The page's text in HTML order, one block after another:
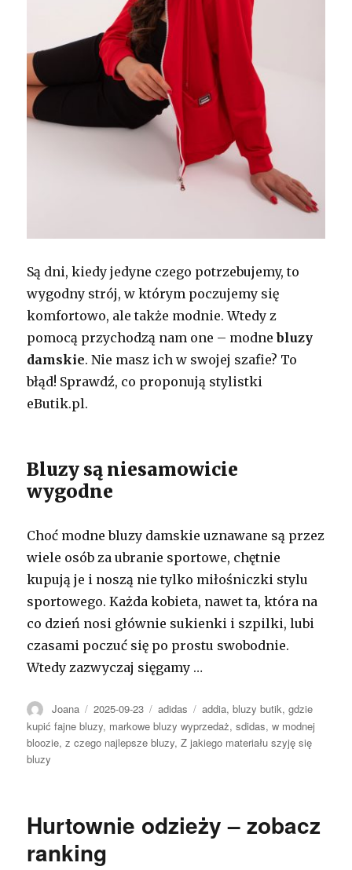
Są dni, kiedy jedyne czego potrzebujemy, to
wygodny strój, w którym poczujemy się
komfortowo, ale także modnie. Wtedy z
pomocą przychodzą nam one – modnebluzy
damskie. Nie masz ich w swojej szafie? To
błąd! Sprawdź, co proponują stylistki
eButik.pl.
Bluzy są niesamowicie
wygodne
Choć modne bluzy damskie uznawane są przez
wiele osób za ubranie sportowe, chętnie
kupują je i noszą nie tylko miłośniczki stylu
sportowego. Każda kobieta, nawet ta, która na
co dzień nosi głównie sukienki i szpilki, lubi
czasami poczuć się po prostu swobodnie.
Wtedy zazwyczaj sięgamy …
Autor
Joana Opublikowano
2025-09-23 Kategorie
adidas Tagi
addia,bluzy butik,gdzie
kupić fajne bluzy, markowe bluzy wyprzedaż,sdidas,w modnej
bloozie,z czego najlepsze bluzy,Z jakiego materiału szyję się
bluzy
Hurtownie odzieży – zobacz
ranking